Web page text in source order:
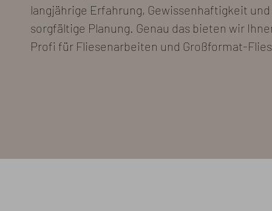
langjährige Erfahrung, Gewissenhaftigkeit
sorgfältige Planung. Genau das bieten wir
Profi für Fliesenarbeiten und Großformat-